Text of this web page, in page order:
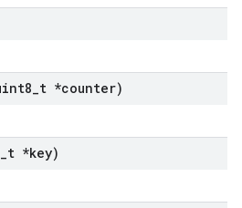
t *counter)
t *key)